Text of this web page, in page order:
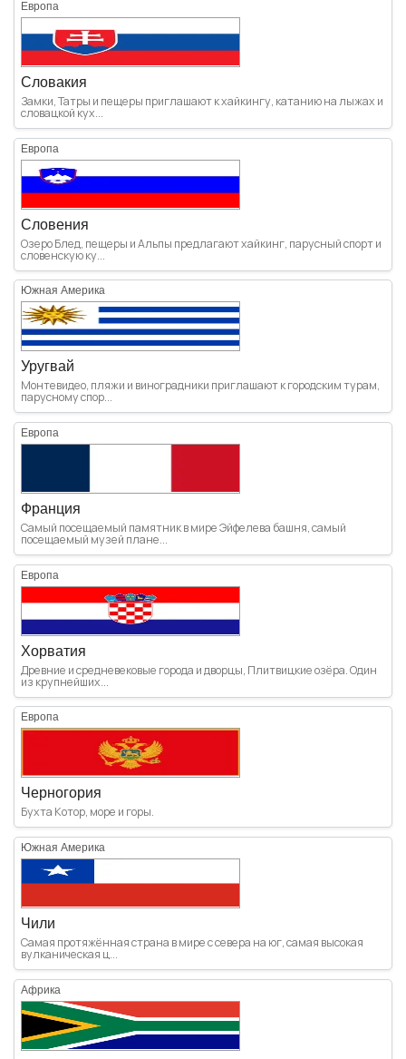
Европа
Словакия
Замки, Татры и пещеры приглашают к хайкингу, катанию на лыжах и
словацкой кух...
Европа
Словения
Озеро Блед, пещеры и Альпы предлагают хайкинг, парусный спорт и
словенскую ку...
Южная Америка
Уругвай
Монтевидео, пляжи и виноградники приглашают к городским турам,
парусному спор...
Европа
Франция
Самый посещаемый памятник в мире Эйфелева башня, самый
посещаемый музей плане...
Европа
Хорватия
Древние и средневековые города и дворцы, Плитвицкие озёра. Один
из крупнейших...
Европа
Черногория
Бухта Котор, море и горы.
Южная Америка
Чили
Самая протяжённая страна в мире с севера на юг, самая высокая
вулканическая ц...
Африка